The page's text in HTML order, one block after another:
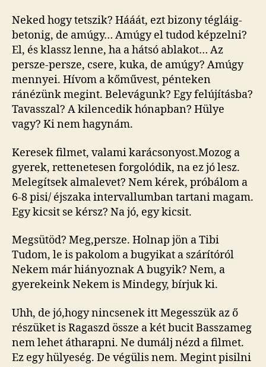
Neked hogy tetszik? Hááát, ezt bizony tégláig-
betonig, de amúgy… Amúgy el tudod képzelni?
El, és klassz lenne, ha a hátsó ablakot… Az
persze-persze, csere, kuka, de amúgy? Amúgy
mennyei. Hívom a kőművest, pénteken
ránézünk megint. Belevágunk? Egy felújításba?
Tavasszal? A kilencedik hónapban? Hülye
vagy? Ki nem hagynám.
Keresek filmet, valami karácsonyost.Mozog a
gyerek, rettenetesen forgolódik, na ez jó lesz.
Melegítsek almalevet? Nem kérek, próbálom a
6-8 pisi/ éjszaka intervallumban tartani magam.
Egy kicsit se kérsz? Na jó, egy kicsit.
Megsütöd? Meg,persze. Holnap jön a Tibi
Tudom, le is pakolom a bugyikat a szárítóról
Nekem már hiányoznak A bugyik? Nem, a
gyerekeink Nekem is Mindegy, bírjuk ki.
Uhh, de jó,hogy nincsenek itt Megesszük az ő
részüket is Ragaszd össze a két bucit Basszameg
nem lehet átharapni. Ne dumálj nézd a filmet.
Ez egy hülyeség. De végülis nem. Megint pisilni